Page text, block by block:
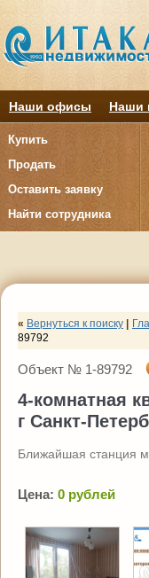
Наши офисы Наши
Купить
Продать
Оставить заявку
Найти сотрудника
« Вернуться к поиску
89792
Объект № 1-89792
4-комнатная
г Санкт-
Ближайшая станция
Цена: 0 рублей